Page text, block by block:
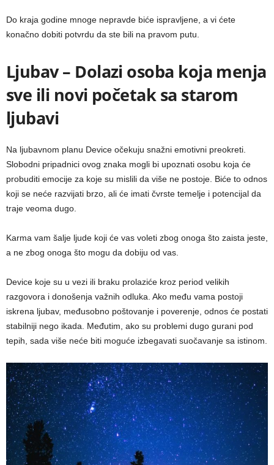
Do kraja godine mnoge nepravde biće ispravljene, a vi ćete
konačno dobiti potvrdu da ste bili na pravom putu.
Ljubav – Dolazi osoba koja menja
sve ili novi početak sa starom
ljubavi
Na ljubavnom planu Device očekuju snažni emotivni preokreti.
Slobodni pripadnici ovog znaka mogli bi upoznati osobu koja će
probuditi emocije za koje su mislili da više ne postoje. Biće to odnos
koji se neće razvijati brzo, ali će imati čvrste temelje i potencijal da
traje veoma dugo.
Karma vam šalje ljude koji će vas voleti zbog onoga što zaista jeste,
a ne zbog onoga što mogu da dobiju od vas.
Device koje su u vezi ili braku prolaziće kroz period velikih
razgovora i donošenja važnih odluka. Ako među vama postoji
iskrena ljubav, međusobno poštovanje i poverenje, odnos će postati
stabilniji nego ikada. Međutim, ako su problemi dugo gurani pod
tepih, sada više neće biti moguće izbegavati suočavanje sa istinom.